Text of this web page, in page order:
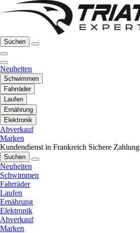
Suchen
Neuheiten
Schwimmen
Fahrräder
Laufen
Ernährung
Elektronik
Abverkauf
Marken
Kundendienst in Frankreich Sichere Zahlung
Suchen
Neuheiten
Schwimmen
Fahrräder
Laufen
Ernährung
Elektronik
Abverkauf
Marken